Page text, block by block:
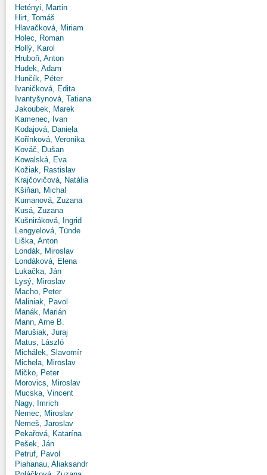
Hetényi, Martin
Hirt, Tomáš
Hlavačková, Miriam
Holec, Roman
Hollý, Karol
Hruboň, Anton
Hudek, Adam
Hunčík, Péter
Ivaničková, Edita
Ivantyšynová, Tatiana
Jakoubek, Marek
Kamenec, Ivan
Kodajová, Daniela
Kořínková, Veronika
Kováč, Dušan
Kowalská, Eva
Kožiak, Rastislav
Krajčovičová, Natália
Kšiňan, Michal
Kumanová, Zuzana
Kusá, Zuzana
Kušniráková, Ingrid
Lengyelová, Tünde
Liška, Anton
Londák, Miroslav
Londáková, Elena
Lukačka, Ján
Lysý, Miroslav
Macho, Peter
Maliniak, Pavol
Manák, Marián
Mann, Arne B.
Marušiak, Juraj
Matus, László
Michálek, Slavomír
Michela, Miroslav
Mičko, Peter
Morovics, Miroslav
Mucska, Vincent
Nagy, Imrich
Nemec, Miroslav
Nemeš, Jaroslav
Pekařová, Katarína
Pešek, Ján
Petruf, Pavol
Piahanau, Aliaksandr